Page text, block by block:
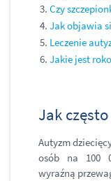
Czy
Jak objawia
Leczenie
Jakie jest
Jak
Autyzm
osób na 100
wyraźną